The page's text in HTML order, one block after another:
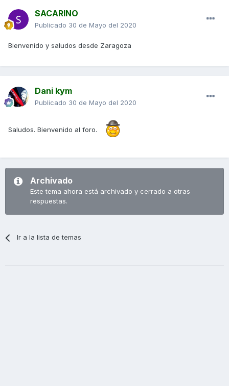
SACARINO
Publicado 30 de Mayo del 2020
Bienvenido y saludos desde Zaragoza
Dani kym
Publicado 30 de Mayo del 2020
Saludos. Bienvenido al foro.
Archivado
Este tema ahora está archivado y cerrado a otras
respuestas.
Ir a la lista de temas